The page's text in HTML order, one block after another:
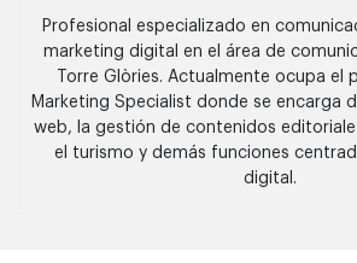
Profesional especializado en
marketing digital en el área de
Torre Glòries. Actualmente ocupa el
Marketing Specialist donde se encarga
web, la gestión de contenidos
el turismo y demás funciones
digital.